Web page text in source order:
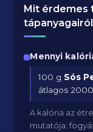
Mit érdemes
Mennyi
100 g Sós
átlagos
A kalória az
mutatója: